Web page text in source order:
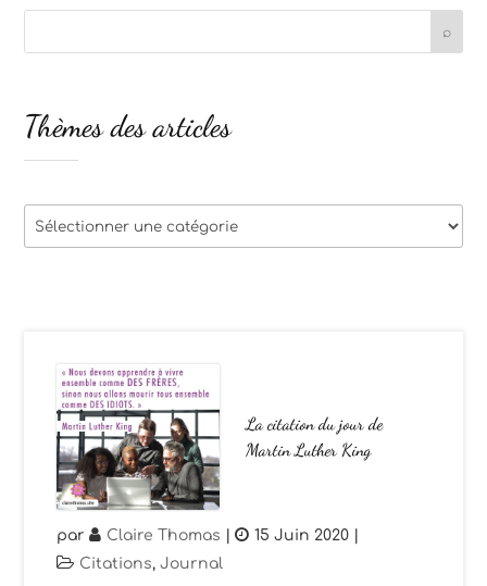
La citation du jour de
Martin Luther King
par Claire Thomas | 15 Juin 2020
Citations,Journal
Thèmes des articles
Thèmes
des